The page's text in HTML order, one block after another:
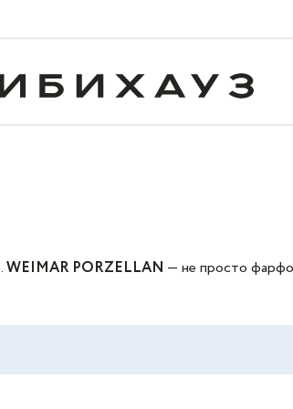
WEIMAR PORZELLAN — не просто
и безупречная ручная работа,
и невесомую элегантность.